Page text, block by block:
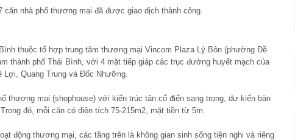
căn nhà phố thương mại đã được giao dịch thành công.
thuộc tổ hợp trung tâm thương mại Vincom Plaza Lý Bôn (phường Đề
thành phố Thái Bình, với 4 mặt tiếp giáp các trục đường huyết mạch của
Lợi, Quang Trung và Đốc Nhưỡng.
thương mại (shophouse) với kiến trúc tân cổ điển sang trọng, dự kiến bàn
đó, mỗi căn có diện tích 75-215m2, mặt tiền từ 5m.
động thương mại, các tầng trên là không gian sinh sống tiện nghi và riêng